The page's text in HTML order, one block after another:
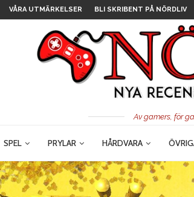
VÅRA UTMÄRKELSER BLI SKRIBENT PÅ NÖRDLIV
Av gamers, för
SPEL PRYLAR HÅRDVARA